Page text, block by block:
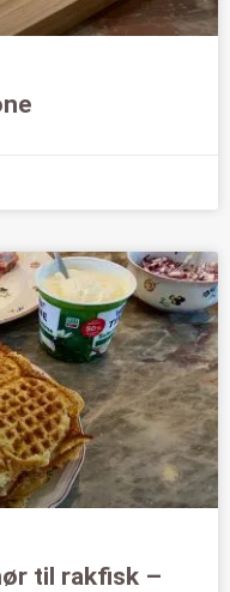
til rakfisk –